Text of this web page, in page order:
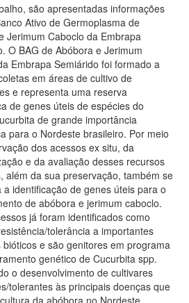
são apresentadas informações
Ativo de Germoplasma de
Jerimum Caboclo da Embrapa
O BAG de Abóbora e Jerimum
Embrapa Semiárido foi formado a
em áreas de cultivo de
e representa uma reserva
de genes úteis de espécies do
de grande importância
para o Nordeste brasileiro. Por meio
dos acessos ex situ, da
e da avaliação desses recursos
além da sua preservação, também se
a identificação de genes úteis para o
de abóbora e jerimum caboclo.
já foram identificados como
tolerância a importantes
bióticos e são genitores em programa
genético de Cucurbita spp.
o desenvolvimento de cultivares
tolerantes às principais doenças que
da abóbora no Nordeste